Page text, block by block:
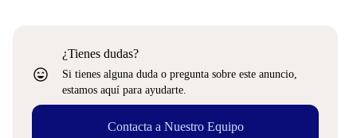
sentiment_very_satisfied
¿Tienes dudas?
Si tienes alguna duda o pregunta sobre este anuncio,
estamos aquí para ayudarte.
Contacta a Nuestro Equipo